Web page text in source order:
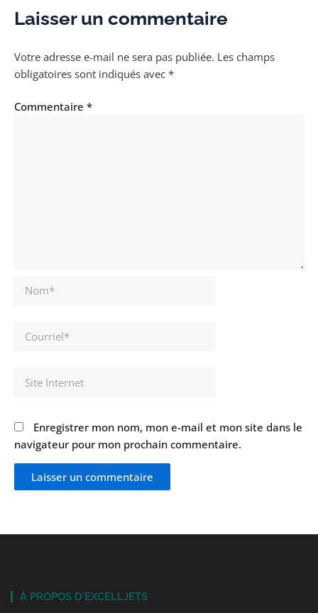
Laisser un commentaire
Votre adresse e-mail ne sera pas publiée. Les champs
obligatoires sont indiqués avec *
Commentaire *
Nom*
Courriel*
Site
Enregistrer mon nom, mon e-mail et mon site dans le
navigateur pour mon prochain commentaire.
À PROPOS D'EXCELLJETS